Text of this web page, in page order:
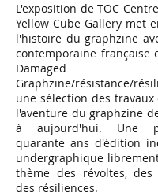
L'exposition de TOC
Yellow Cube Gallery met
l'histoire du graphzine
contemporaine française
Damaged
Graphzine/résistance/
une sélection des
l'aventure du graphzine
à aujourd'hui. Une
quarante ans d'édition
undergraphique
thème des révoltes, des
des résiliences.